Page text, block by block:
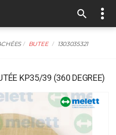
BUTEE 1303035321
KP35/39 (360 DEGREE)